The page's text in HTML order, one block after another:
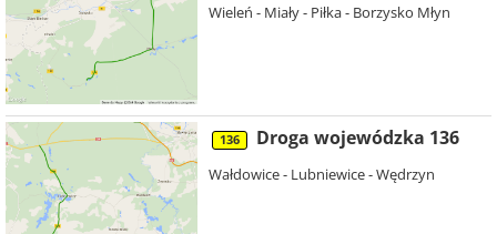
Wieleń - Miały - Piłka - Borzysko Młyn
136 Droga wojewódzka 136
Wałdowice - Lubniewice - Wędrzyn